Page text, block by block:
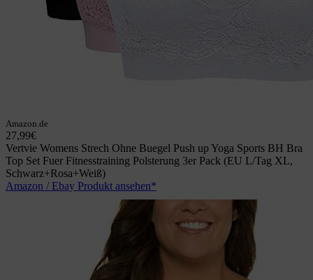
Amazon.de
27,99€
Vertvie Womens Strech Ohne Buegel Push up Yoga Sports BH Bra
Top Set Fuer Fitnesstraining Polsterung 3er Pack (EU L/Tag XL,
Schwarz+Rosa+Weiß)
Amazon / Ebay Produkt ansehen*